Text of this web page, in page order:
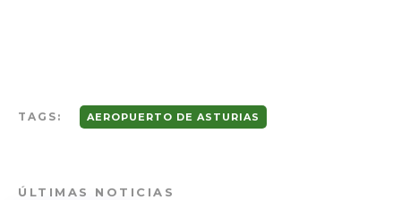
TAGS: AEROPUERTO DE ASTURIAS
ÚLTIMAS NOTICIAS